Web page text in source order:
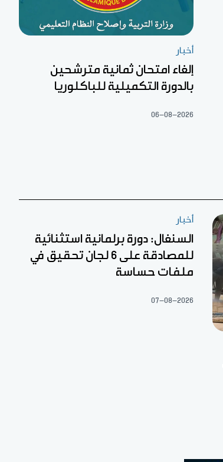
أخبار
إلغاء امتحان ثمانية مترشحين
بالدورة التكميلية للباكلوريا
06-08-2026
أخبار
السنغال: دورة برلمانية استثنائية
للمصادقة على 6 لجان تحقيق في
ملفات حساسة
07-08-2026